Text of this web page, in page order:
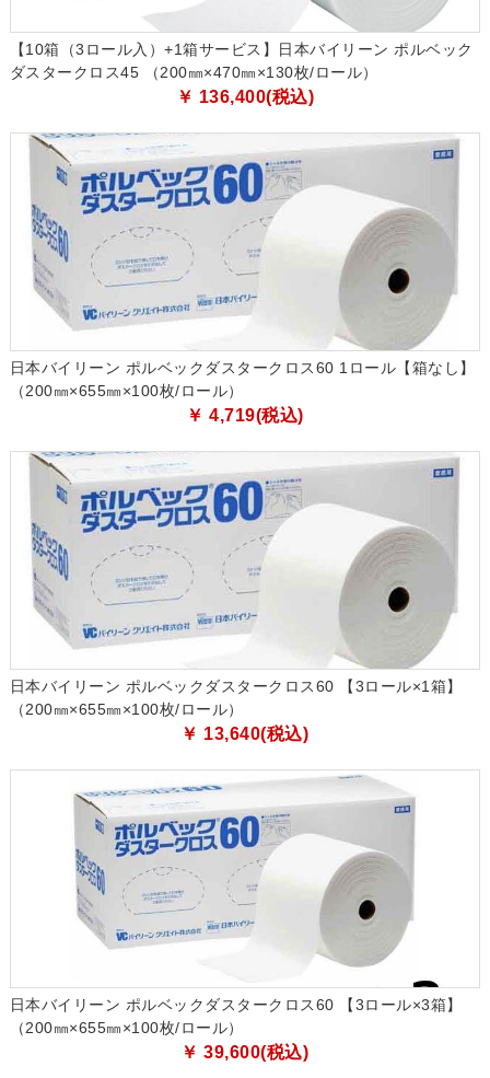
【10箱（3ロール入）+1箱サービス】日本バイリーン ポルベック
ダスタークロス45 （200㎜×470㎜×130枚/ロール）
￥ 136,400(税込)
日本バイリーン ポルベックダスタークロス60 1ロール【箱なし】
（200㎜×655㎜×100枚/ロール）
￥ 4,719(税込)
日本バイリーン ポルベックダスタークロス60 【3ロール×1箱】
（200㎜×655㎜×100枚/ロール）
￥ 13,640(税込)
日本バイリーン ポルベックダスタークロス60 【3ロール×3箱】
（200㎜×655㎜×100枚/ロール）
￥ 39,600(税込)